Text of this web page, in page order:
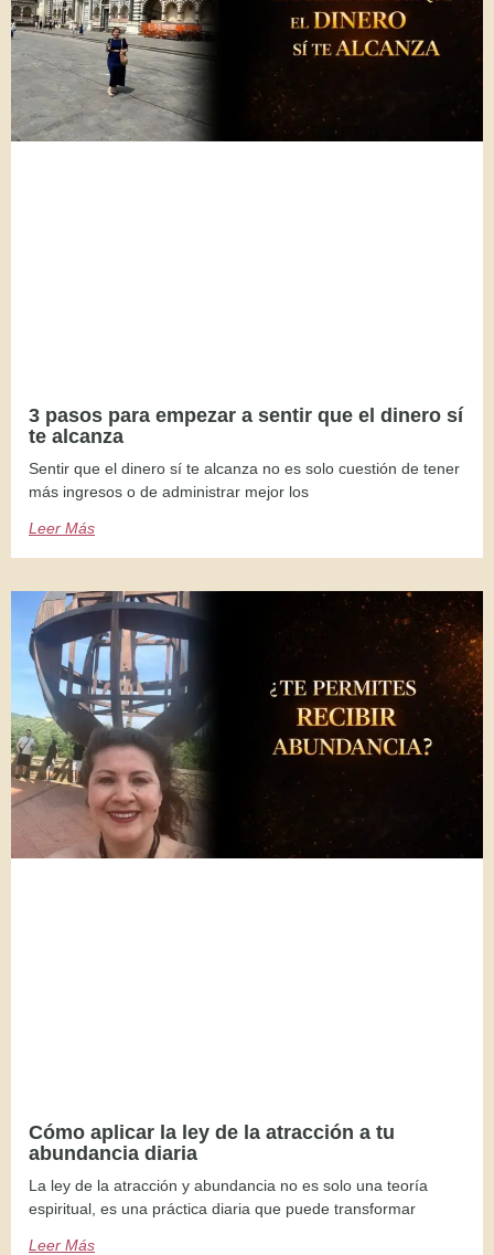
3 pasos para empezar a sentir que el dinero sí
te alcanza
Sentir que el dinero sí te alcanza no es solo cuestión de tener
más ingresos o de administrar mejor los
Leer Más
Cómo aplicar la ley de la atracción a tu
abundancia diaria
La ley de la atracción y abundancia no es solo una teoría
espiritual, es una práctica diaria que puede transformar
Leer Más